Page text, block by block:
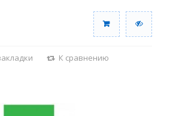
К сравнению